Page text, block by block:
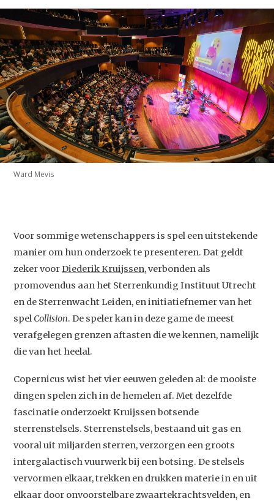
Ward Mevis
Voor sommige wetenschappers is spel een uitstekende
manier om hun onderzoek te presenteren. Dat geldt
zeker voorDiederik Kruijssen, verbonden als
promovendus aan het Sterrenkundig Instituut Utrecht
en de Sterrenwacht Leiden, en initiatiefnemer van het
spel Collision. De speler kan in deze game de meest
verafgelegen grenzen aftasten die we kennen, namelijk
die van het heelal.
Copernicus wist het vier eeuwen geleden al: de mooiste
dingen spelen zich in de hemelen af. Met dezelfde
fascinatie onderzoekt Kruijssen botsende
sterrenstelsels. Sterrenstelsels, bestaand uit gas en
vooral uit miljarden sterren, verzorgen een groots
intergalactisch vuurwerk bij een botsing. De stelsels
vervormen elkaar, trekken en drukken materie in en uit
elkaar door onvoorstelbare zwaartekrachtsvelden, en